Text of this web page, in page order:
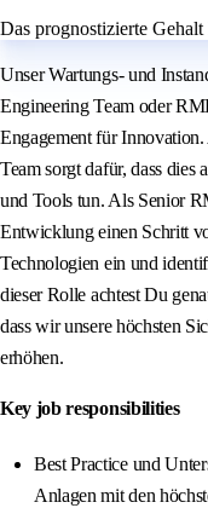
Das prognostizierte
Unser Wartungs- und
Engineering Team oder
Engagement für
Team sorgt dafür, dass dies
und Tools tun. Als Senior
Entwicklung einen Schritt
Technologien ein und
dieser Rolle achtest Du
dass wir unsere höchsten
erhöhen.
Key job responsibilities
Best Practice und
Anlagen mit den